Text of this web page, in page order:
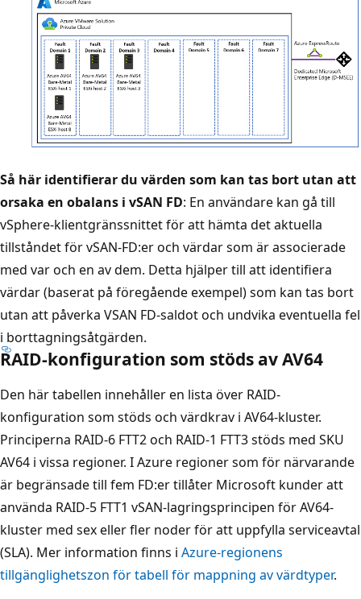
Så här identifierar du värden som kan tas bort utan att
orsaka en obalans i vSAN FD: En användare kan gå till
vSphere-klientgränssnittet för att hämta det aktuella
tillståndet för vSAN-FD:er och värdar som är associerade
med var och en av dem. Detta hjälper till att identifiera
värdar (baserat på föregående exempel) som kan tas bort
utan att påverka VSAN FD-saldot och undvika eventuella fel
i borttagningsåtgärden.
RAID-konfiguration som stöds av AV64
Den här tabellen innehåller en lista över RAID-
konfiguration som stöds och värdkrav i AV64-kluster.
Principerna RAID-6 FTT2 och RAID-1 FTT3 stöds med SKU
AV64 i vissa regioner. I Azure regioner som för närvarande
är begränsade till fem FD:er tillåter Microsoft kunder att
använda RAID-5 FTT1 vSAN-lagringsprincipen för AV64-
kluster med sex eller fler noder för att uppfylla serviceavtal
(SLA). Mer information finns i Azure-regionens
tillgänglighetszon för tabell för mappning av värdtyper.